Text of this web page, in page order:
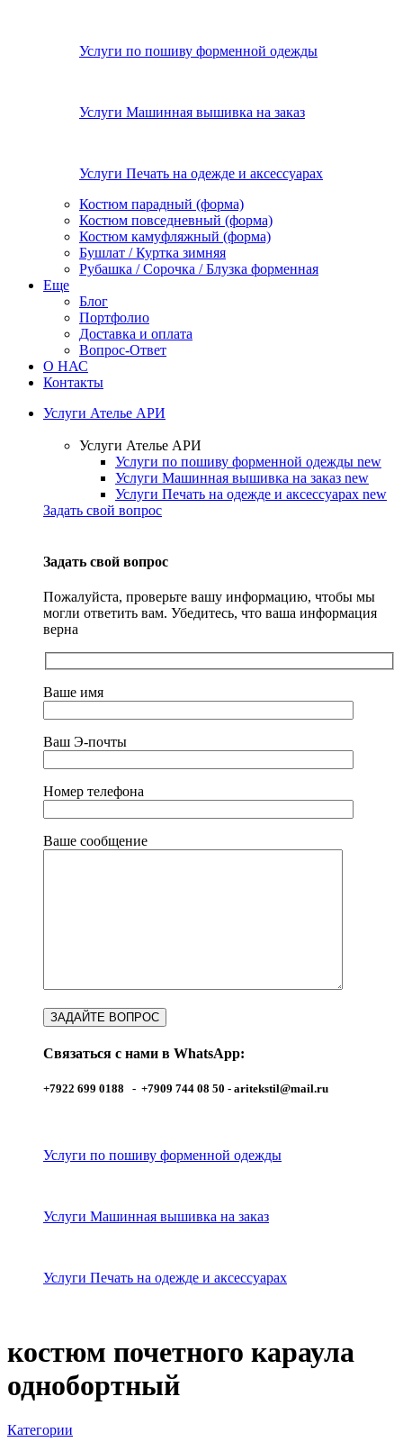
Услуги по пошиву форменной одежды
Услуги Машинная вышивка на заказ
Услуги Печать на одежде и аксессуарах
Костюм парадный (форма)
Костюм повседневный (форма)
Костюм камуфляжный (форма)
Бушлат / Куртка зимняя
Рубашка / Сорочка / Блузка форменная
Еще
Блог
Портфолио
Доставка и оплата
Вопрос-Ответ
О НАС
Контакты
Услуги Ателье АРИ
Услуги Ателье АРИ
Услуги по пошиву форменной одежды new
Услуги Машинная вышивка на заказ new
Услуги Печать на одежде и аксессуарах new
Задать свой вопрос
Задать свой вопрос
Пожалуйста, проверьте вашу информацию, чтобы мы
могли ответить вам. Убедитесь, что ваша информация
верна
Ваше имя
Ваш Э-почты
Номер телефона
Ваше сообщение
Связаться с нами в WhatsApp:
+7922 699 0188 - +7909 744 08 50 - aritekstil@mail.ru
Услуги по пошиву форменной одежды
Услуги Машинная вышивка на заказ
Услуги Печать на одежде и аксессуарах
костюм почетного караула
однобортный
Категории